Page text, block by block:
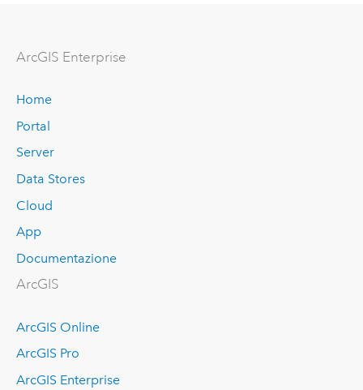
ArcGIS Enterprise
Home
Portal
Server
Data Stores
Cloud
App
Documentazione
ArcGIS
ArcGIS Online
ArcGIS Pro
ArcGIS Enterprise